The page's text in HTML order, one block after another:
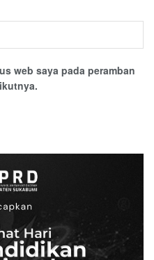
web saya pada peramban